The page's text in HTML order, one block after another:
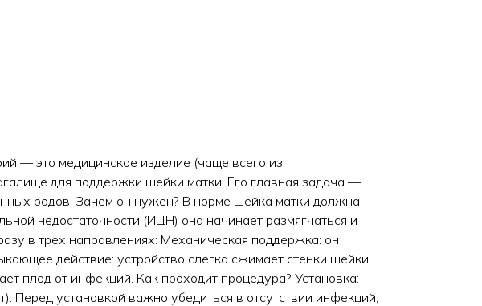
— это медицинское изделие (чаще всего из
для поддержки шейки матки. Его главная задача —
родов. Зачем он нужен? В норме шейка матки должна
недостаточности (ИЦН) она начинает размягчаться и
в трех направлениях: Механическая поддержка: он
действие: устройство слегка сжимает стенки шейки,
плод от инфекций. Как проходит процедура? Установка:
Перед установкой важно убедиться в отсутствии инфекций,